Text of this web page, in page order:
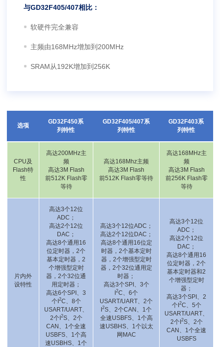
与GD32F405/407相比：
软硬件完全兼容
主频由168MHz增加到200MHz
SRAM从192K增加到256K
选项
GD32F450系
列特性
GD32F405/407系
列特性
GD32F403系
列特性
CPU及
Flash特
性
高达200MHz主
频
高达3M Flash
前512K Flash零
等待
高达168Mhz主频
高达3M Flash
前512K Flash零等待
高达168MHz主
频
高达3M Flash
前256K Flash零
等待
片内外
设特性
高达3个12位
ADC；
高达2个12位
DAC；
高达8个通用16
位定时器，2个
基本定时器，2
个增强型定时
器，2个32位通
用定时器；
高达6个SPI、3
个I2C、8个
USART/UART、
2个I2S、2个
CAN、1个全速
USBFS、1个高
速USBHS、1个
高达3个12位ADC；
高达2个12位DAC；
高达8个通用16位定
时器，2个基本定时
器，2个增强型定时
器，2个32位通用定
时器；
高达3个SPI、3个
I2C、6个
USART/UART、2个
I2S、2个CAN、1个
全速USBFS、1个高
速USBHS、1个以太
网MAC
高达3个12位
ADC；
高达2个12位
DAC；
高达8个通用16
位定时器，2个
基本定时器和2
个增强型定时
器；
高达3个SPI、2
个I2C、5个
USART/UART、
2个I2S、2个
CAN、1个全速
USBFS